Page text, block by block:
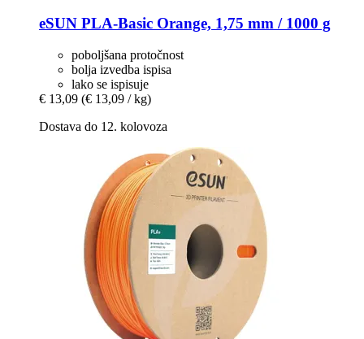
eSUN PLA-​Basic Orange, 1,75 mm / 1000 g
poboljšana protočnost
bolja izvedba ispisa
lako se ispisuje
€ 13,09 (€ 13,09 / kg)
Dostava do 12. kolovoza